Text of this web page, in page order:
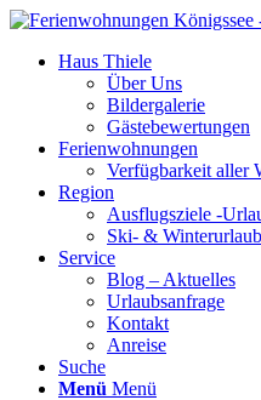
Haus Thiele
Über Uns
Bildergalerie
Gästebewertungen
Ferienwohnungen
Verfügbarkeit aller
Region
Ausflugsziele -
Ski- &
Service
Blog – Aktuelles
Urlaubsanfrage
Kontakt
Anreise
Suche
Menü Menü